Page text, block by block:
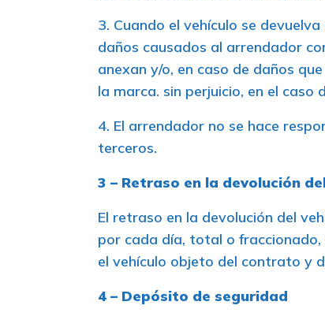
3. Cuando el vehículo se
daños causados al arrendador
anexan y/o, en caso de daños
la marca. sin perjuicio, en el
4. El arrendador no se hace
terceros.
3 – Retraso en la devolución
El retraso en la devolución del
por cada día, total o
el vehículo objeto del contrato y
4 – Depósito de seguridad